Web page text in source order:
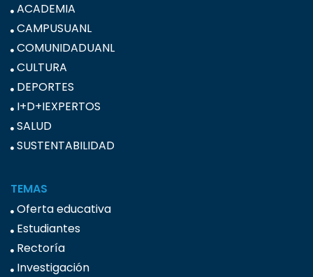
ACADEMIA
CAMPUSUANL
COMUNIDADUANL
CULTURA
DEPORTES
I+D+IEXPERTOS
SALUD
SUSTENTABILIDAD
TEMAS
Oferta educativa
Estudiantes
Rectoría
Investigación